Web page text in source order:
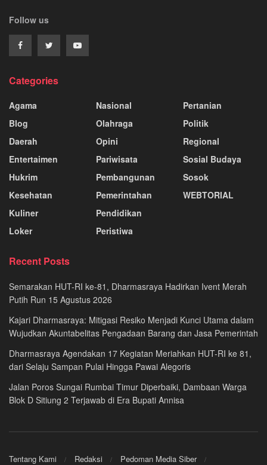
Follow us
Categories
Agama
Blog
Daerah
Entertaimen
Hukrim
Kesehatan
Kuliner
Loker
Nasional
Olahraga
Opini
Pariwisata
Pembangunan
Pemerintahan
Pendidikan
Peristiwa
Pertanian
Politik
Regional
Sosial Budaya
Sosok
WEBTORIAL
Recent Posts
Semarakan HUT-RI ke-81, Dharmasraya Hadirkan Ivent Merah
Putih Run 15 Agustus 2026
Kajari Dharmasraya: Mitigasi Resiko Menjadi Kunci Utama dalam
Wujudkan Akuntabelitas Pengadaan Barang dan Jasa Pemerintah
Dharmasraya Agendakan 17 Kegiatan Meriahkan HUT-RI ke 81,
dari Selaju Sampan Pulai Hingga Pawai Alegoris
Jalan Poros Sungai Rumbai Timur Diperbaiki, Dambaan Warga
Blok D Sitiung 2 Terjawab di Era Bupati Annisa
Tentang Kami Redaksi Pedoman Media Siber